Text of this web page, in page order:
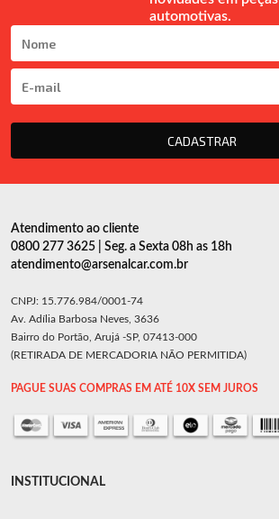
automotivas.
CADASTRAR
Atendimento ao cliente
0800 277 3625 | Seg. a Sexta 08h as 18h
atendimento@arsenalcar.com.br
CNPJ: 15.776.984/0001-74
Av. Adília Barbosa Neves, 3636
Bairro do Portão, Arujá -SP, 07413-000
(RETIRADA DE MERCADORIA NÃO PERMITIDA)
PAGUE SUAS COMPRAS EM ATÉ 10X SEM JUROS
INSTITUCIONAL